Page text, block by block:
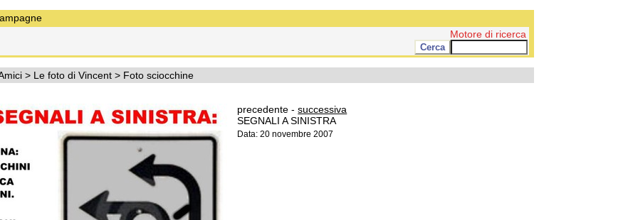
Motore di ricerca
> Le foto di Vincent > Foto sciocchine
precedente -successiva
SEGNALI A SINISTRA
Data: 20 novembre 2007